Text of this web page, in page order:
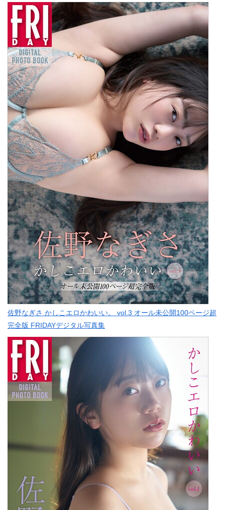
佐野なぎさ かしこエロかわいい。 vol.3 オール未公開100ページ超
完全版 FRIDAYデジタル写真集